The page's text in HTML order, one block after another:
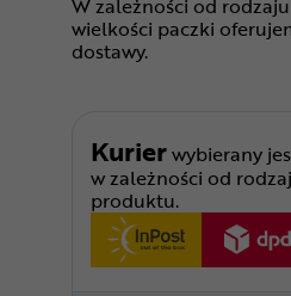
wielkości paczki
dostawy.
Kurierwybierany
w zależności od
produktu.